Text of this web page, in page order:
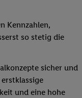
Kennzahlen,
so stetig die
sicher und
und eine hohe